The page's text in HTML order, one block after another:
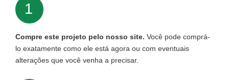
1
Compre este projeto pelo nosso site. Você pode comprá-
lo exatamente como ele está agora ou com eventuais
alterações que você venha a precisar.